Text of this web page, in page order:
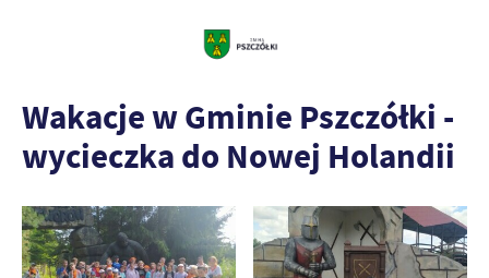
Wakacje w Gminie Pszczółki -
wycieczka do Nowej Holandii